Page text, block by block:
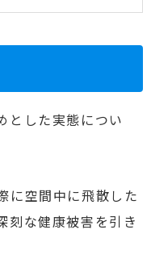
とした実態につい
に空間中に飛散した
刻な健康被害を引き